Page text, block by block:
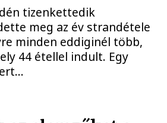
tizenkettedik
meg az év strandétele
minden eddiginél több,
44 étellel indult. Egy